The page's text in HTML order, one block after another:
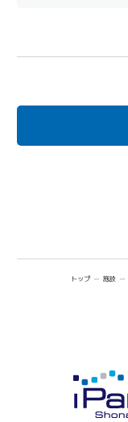
トップ 施設